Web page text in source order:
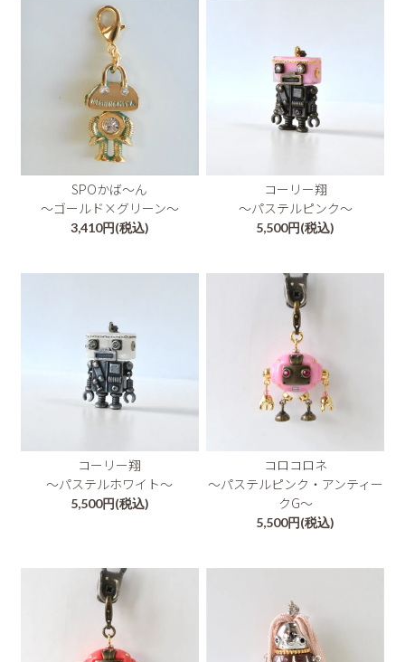
SPOかば～ん
～ゴールド×グリーン～
3,410円(税込)
コーリー翔
～パステルピンク～
5,500円(税込)
コーリー翔
～パステルホワイト～
5,500円(税込)
コロコロネ
～パステルピンク・アンティー
クG～
5,500円(税込)